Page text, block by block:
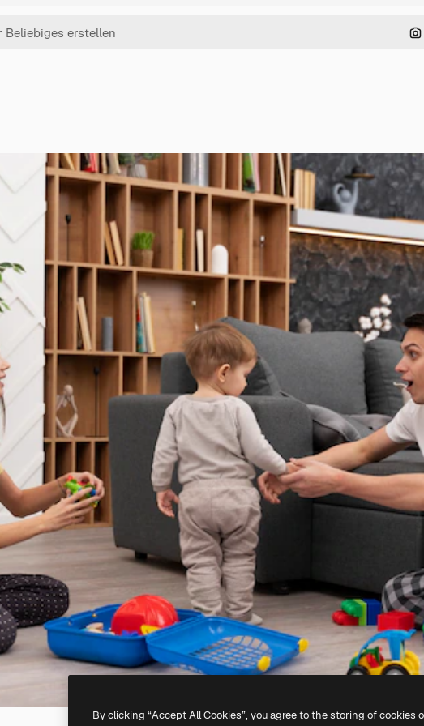
By clicking “Accept All Cookies”, you agree to the storing of cookies